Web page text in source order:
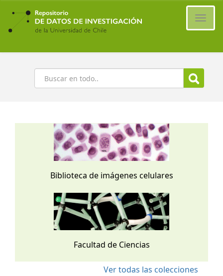
Ir
contenido
principal
Buscar
Biblioteca de imágenes celulares
Facultad de Ciencias
Ver todas las colecciones